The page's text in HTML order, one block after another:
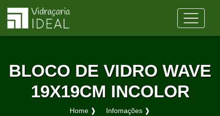
BLOCO DE VIDRO WAVE
19X19CM INCOLOR
Home ❱
Infomações ❱